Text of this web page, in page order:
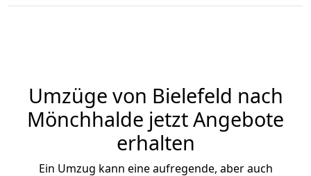
Umzüge von Bielefeld nach
Mönchhalde jetzt Angebote
erhalten
Ein Umzug kann eine aufregende, aber auch